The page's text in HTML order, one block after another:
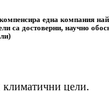
една компания
са достоверни, научно
климатични цели.